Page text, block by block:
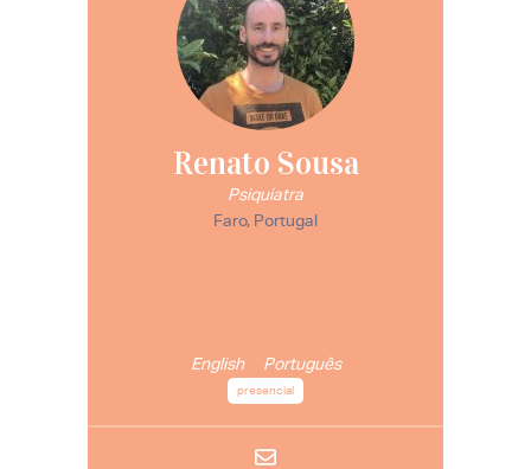
Renato Sousa
Psiquiatra
Faro, Portugal
English Português
presencial